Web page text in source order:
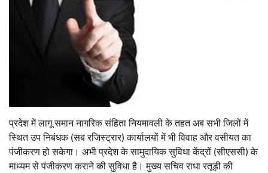
प्रदेश में लागू समान नागरिक संहिता नियमावली के तहत अब सभी जिलों में
स्थित उप निबंधक (सब रजिस्ट्रार) कार्यालयों में भी विवाह और वसीयत का
पंजीकरण हो सकेगा। अभी प्रदेश के सामुदायिक सुविधा केंद्रों (सीएससी) के
माध्यम से पंजीकरण कराने की सुविधा है। मुख्य सचिव राधा रतूड़ी की